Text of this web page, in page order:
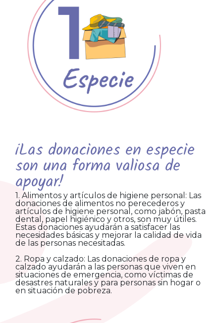
¡Las donaciones en especie
son una forma valiosa de
apoyar!
1. Alimentos y artículos de higiene personal: Las
donaciones de alimentos no perecederos y
artículos de higiene personal, como jabón, pasta
dental, papel higiénico y otros, son muy útiles.
Estas donaciones ayudarán a satisfacer las
necesidades básicas y mejorar la calidad de vida
de las personas necesitadas.
2. Ropa y calzado: Las donaciones de ropa y
calzado ayudarán a las personas que viven en
situaciones de emergencia, como víctimas de
desastres naturales y para personas sin hogar o
en situación de pobreza.